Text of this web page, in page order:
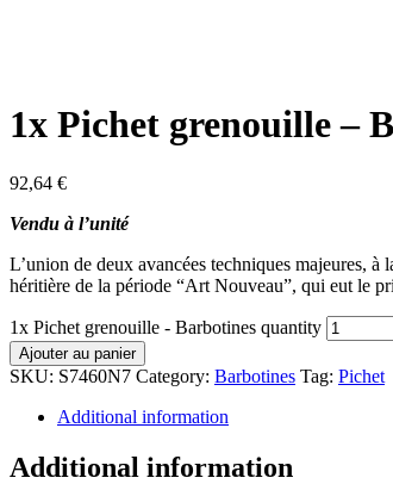
1x Pichet grenouille –
92,64 €
Vendu à l’unité
L’union de deux avancées techniques majeures,
héritière de la période “Art Nouveau”, qui eut le
1x Pichet grenouille - Barbotines quantity
Ajouter au panier
SKU: S7460N7 Category: Barbotines Tag: Pichet
Additional information
Additional information